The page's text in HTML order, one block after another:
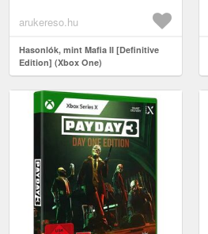
arukereso.hu
Hasonlók, mint Mafia II [Definitive
Edition] (Xbox One)